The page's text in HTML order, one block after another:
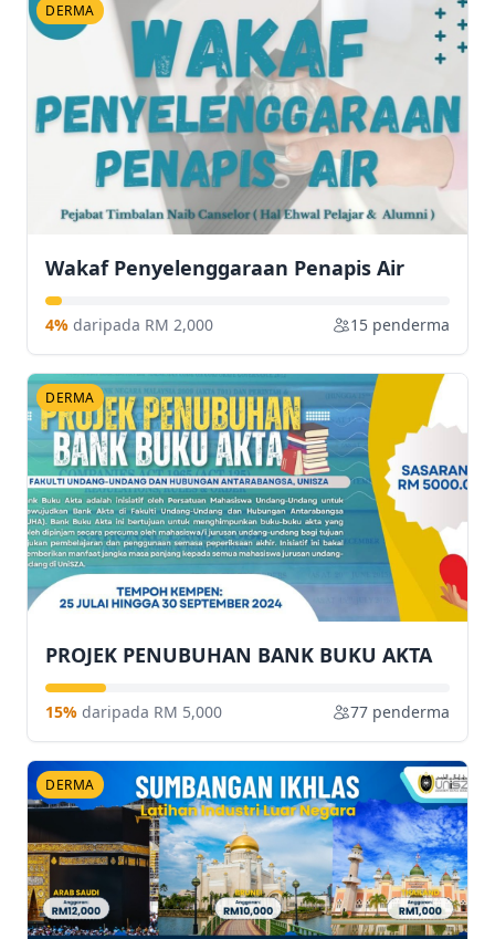
DERMA
Wakaf Penyelenggaraan Penapis Air
4% daripada RM 2,000 15 penderma
DERMA
PROJEK PENUBUHAN BANK BUKU AKTA
15% daripada RM 5,000 77 penderma
DERMA